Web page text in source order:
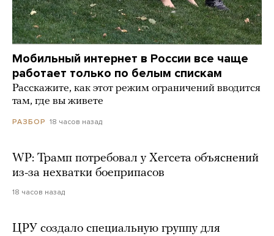
Мобильный интернет в России все чаще
работает только по белым спискам
Расскажите, как этот режим ограничений вводится
там, где вы живете
РАЗБОР 18 часов назад
WP: Трамп потребовал у Хегсета объяснений
из-за нехватки боеприпасов
18 часов назад
ЦРУ создало специальную группу для